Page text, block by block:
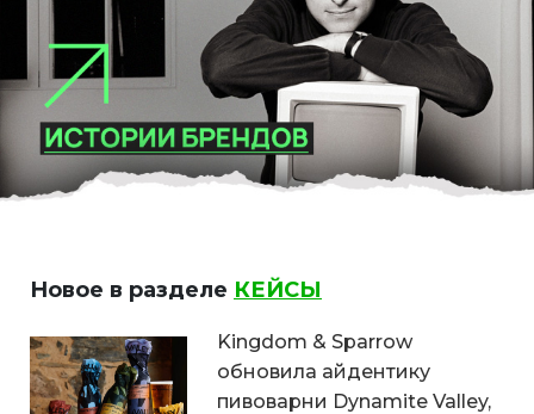
Новое в разделе КЕЙСЫ
Kingdom & Sparrow
обновила айдентику
пивоварни Dynamite Valley,